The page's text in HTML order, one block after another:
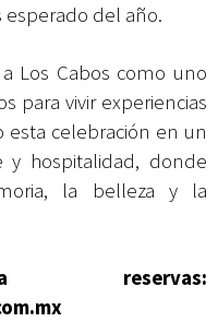
esperado del año.
Los Cabos como uno
para vivir experiencias
esta celebración en un
y hospitalidad, donde
la belleza y la
reservas: